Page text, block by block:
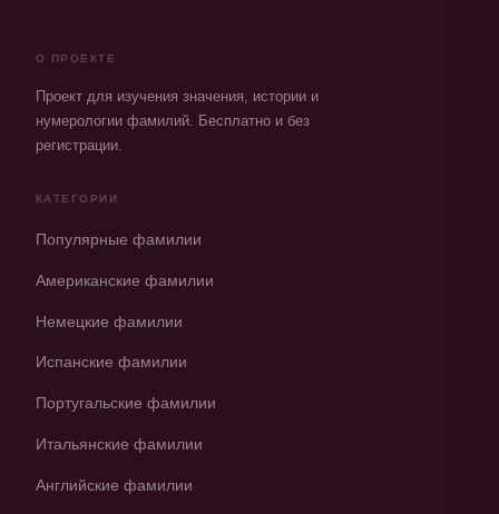
О ПРОЕКТЕ
Проект для изучения значения, истории и
нумерологии фамилий. Бесплатно и без
регистрации.
КАТЕГОРИИ
Популярные фамилии
Американские фамилии
Немецкие фамилии
Испанские фамилии
Португальские фамилии
Итальянские фамилии
Английские фамилии